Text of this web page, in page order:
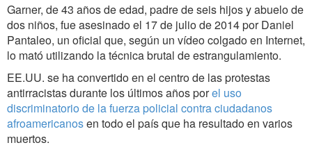
Garner, de 43 años de edad, padre de seis hijos y abuelo de
dos niños, fue asesinado el 17 de julio de 2014 por Daniel
Pantaleo, un oficial que, según un vídeo colgado en Internet,
lo mató utilizando la técnica brutal de estrangulamiento.
EE.UU. se ha convertido en el centro de las protestas
antirracistas durante los últimos años porel uso
discriminatorio de la fuerza policial contra ciudadanos
afroamericanosen todo el país que ha resultado en varios
muertos.